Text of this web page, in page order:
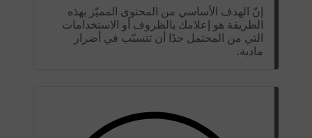
إنّ الهدف الأساسي من المحتوى المميّز بهذه
الطريقة هو إعلامك بالظروف أو الاستخدامات
التي من المحتمل جدًا أن تتسبّب في أضرار
مادية.